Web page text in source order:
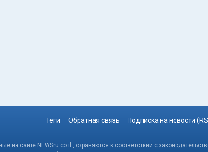
Теги Обратная связь Подписка на новости
на сайте NEWSru.co.il , охраняются в соответствии с